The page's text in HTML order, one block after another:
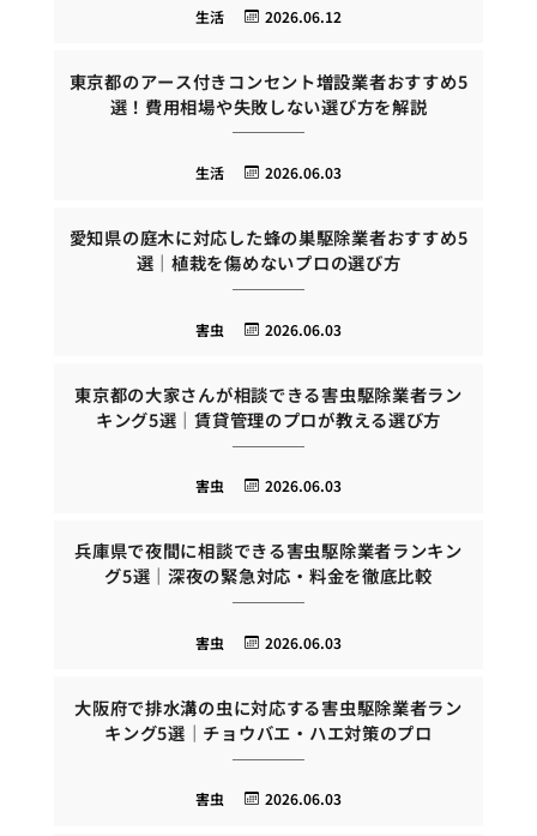
2026.06.12
生活
東京都のアース付きコンセント増設業者おすすめ5
選！費用相場や失敗しない選び方を解説
2026.06.03
生活
愛知県の庭木に対応した蜂の巣駆除業者おすすめ5
選｜植栽を傷めないプロの選び方
2026.06.03
害虫
東京都の大家さんが相談できる害虫駆除業者ラン
キング5選｜賃貸管理のプロが教える選び方
2026.06.03
害虫
兵庫県で夜間に相談できる害虫駆除業者ランキン
グ5選｜深夜の緊急対応・料金を徹底比較
2026.06.03
害虫
大阪府で排水溝の虫に対応する害虫駆除業者ラン
キング5選｜チョウバエ・ハエ対策のプロ
2026.06.03
害虫